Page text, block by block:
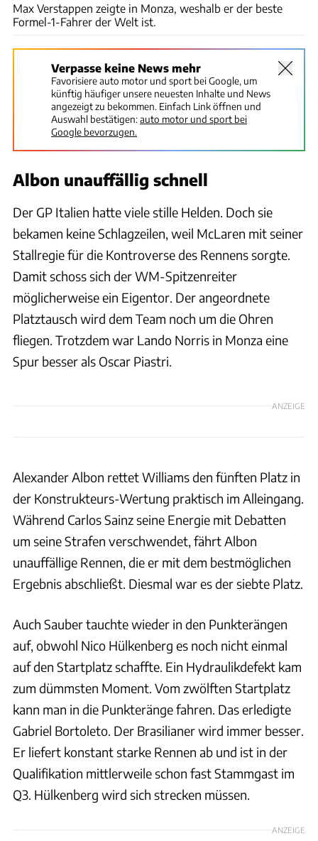
Max Verstappen zeigte in Monza, weshalb er der beste
Formel-1-Fahrer der Welt ist.
Verpasse keine News mehr
Favorisiere auto motor und sport bei Google, um
künftig häufiger unsere neuesten Inhalte und News
angezeigt zu bekommen. Einfach Link öffnen und
Auswahl bestätigen:auto motor und sport bei
Google bevorzugen.
Albon unauffällig schnell
Der GP Italien hatte viele stille Helden. Doch sie
bekamen keine Schlagzeilen, weil McLaren mit seiner
Stallregie für die Kontroverse des Rennens sorgte.
Damit schoss sich der WM-Spitzenreiter
möglicherweise ein Eigentor. Der angeordnete
Platztausch wird dem Team noch um die Ohren
fliegen. Trotzdem war Lando Norris in Monza eine
Spur besser als Oscar Piastri.
ANZEIGE
Alexander Albon rettet Williams den fünften Platz in
der Konstrukteurs-Wertung praktisch im Alleingang.
Während Carlos Sainz seine Energie mit Debatten
um seine Strafen verschwendet, fährt Albon
unauffällige Rennen, die er mit dem bestmöglichen
Ergebnis abschließt. Diesmal war es der siebte Platz.
Auch Sauber tauchte wieder in den Punkterängen
auf, obwohl Nico Hülkenberg es noch nicht einmal
auf den Startplatz schaffte. Ein Hydraulikdefekt kam
zum dümmsten Moment. Vom zwölften Startplatz
kann man in die Punkteränge fahren. Das erledigte
Gabriel Bortoleto. Der Brasilianer wird immer besser.
Er liefert konstant starke Rennen ab und ist in der
Qualifikation mittlerweile schon fast Stammgast im
Q3. Hülkenberg wird sich strecken müssen.
ANZEIGE